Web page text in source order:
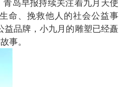
岛早报持续关注着九月天使
命、挽救他人的社会公益事
益品牌，小九月的雕塑已经矗
事。